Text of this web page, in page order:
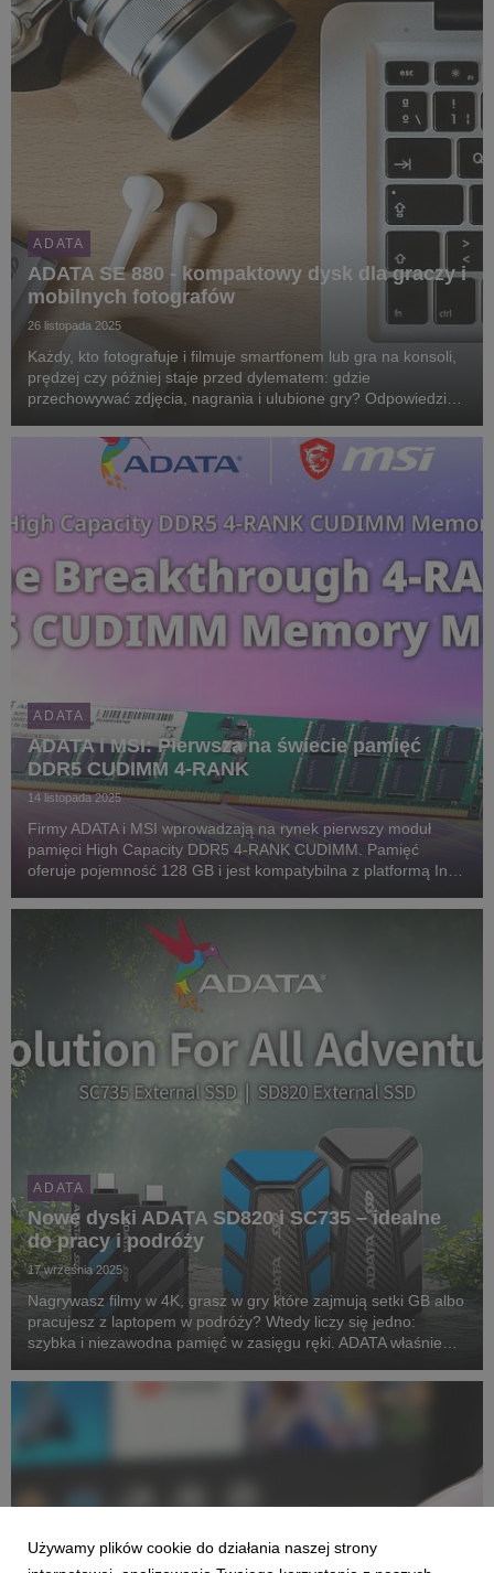
ADATA
ADATA SE 880 - kompaktowy dysk dla graczy i
mobilnych fotografów
26 listopada 2025
Każdy, kto fotografuje i filmuje smartfonem lub gra na konsoli,
prędzej czy później staje przed dylematem: gdzie
przechowywać zdjęcia, nagrania i ulubione gry? Odpowiedzią
zainteresować zwłaszcza podczas trwającego wła...
ADATA
ADATA i MSI: Pierwsza na świecie pamięć
DDR5 CUDIMM 4-RANK
14 listopada 2025
Firmy ADATA i MSI wprowadzają na rynek pierwszy moduł
pamięci High Capacity DDR5 4-RANK CUDIMM. Pamięć
oferuje pojemność 128 GB i jest kompatybilna z platformą Intel
ADATA
Nowe dyski ADATA SD820 i SC735 – idealne
do pracy i podróży
17 września 2025
Nagrywasz filmy w 4K, grasz w gry które zajmują setki GB albo
pracujesz z laptopem w podróży? Wtedy liczy się jedno:
szybka i niezawodna pamięć w zasięgu ręki. ADATA właśnie
które są tak twarde, że nie straszny im...
Używamy plików cookie do działania naszej strony